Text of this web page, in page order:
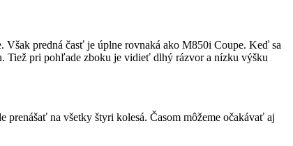
predná časť je úplne rovnaká ako M850i Coupe. Keď sa
Tiež pri pohľade zboku je vidieť dlhý rázvor a nízku výšku
na všetky štyri kolesá. Časom môžeme očakávať aj